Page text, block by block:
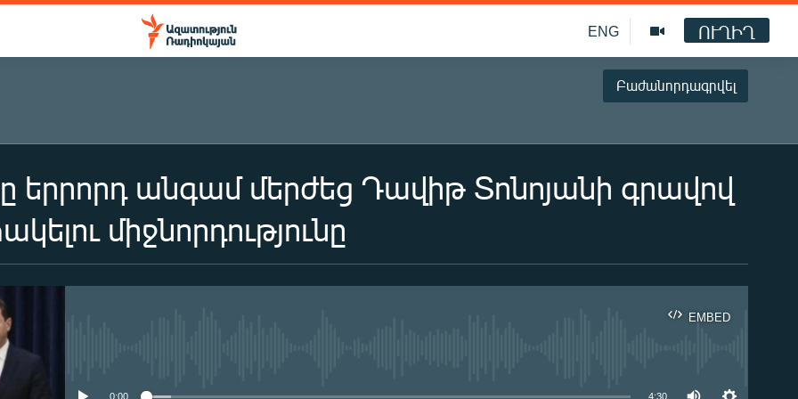
ENG ՈՒՂԻՂ
Բաժանորդագրվել
ԲԱԺԱՆՈՐԴԱԳՐՎԵԼ
անգամ մերժեց Դավիթ Տոնոյանի գրավով
միջնորդությունը
EMBED
0:00 4:30